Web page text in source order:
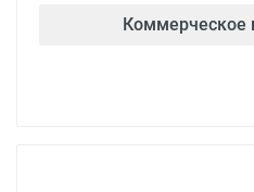
Коммерческое